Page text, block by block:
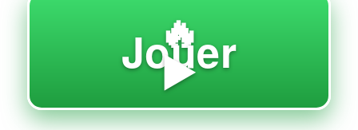
🔥
Jouer
▶️